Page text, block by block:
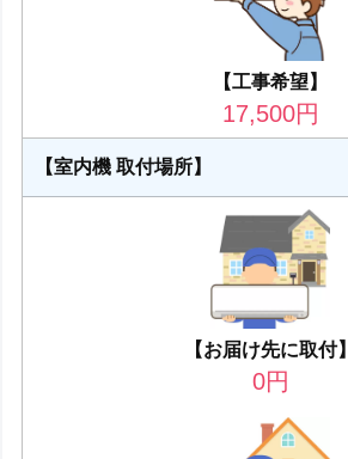
【工事希望】
17,500円
【室内機 取付場所】
【お届け先に取付】
0円